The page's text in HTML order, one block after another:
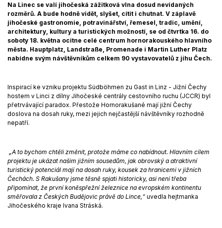
Na Linec se valí jihočeská zážitková vlna dosud nevídaných
rozměrů. A bude hodně vidět, slyšet, cítit i chutnat. V záplavě
jihočeské gastronomie, potravinářství, řemesel, tradic, umění,
architektury, kultury a turistických možností, se od čtvrtka 16. do
soboty 18. května ocitne celé centrum hornorakouského hlavního
města. Hauptplatz, Landstraße, Promenade i Martin Luther Platz
nabídne svým návštěvníkům celkem 90 vystavovatelů z jihu Čech.
Inspirací ke vzniku projektu Südböhmen zu Gast in Linz - Jižní Čechy
hostem v Linci z dílny Jihočeské centrály cestovního ruchu (JCCR) byl
přetrvávající paradox. Přestože Hornorakušané mají jižní Čechy
doslova na dosah ruky, mezi jejich nejčastější návštěvníky rozhodně
nepatří.
„A to bychom chtěli změnit, protože máme co nabídnout. Hlavním cílem
projektu je ukázat našim jižním sousedům, jak obrovský a atraktivní
turistický potenciál mají na dosah ruky, kousek za hranicemi v jižních
Čechách. S Rakušany jsme těsně spjati historicky, asi není třeba
připomínat, že první koněspřežní železnice na evropském kontinentu
směřovala z Českých Budějovic právě do Lince,“ uvedla hejtmanka
Jihočeského kraje Ivana Stráská.